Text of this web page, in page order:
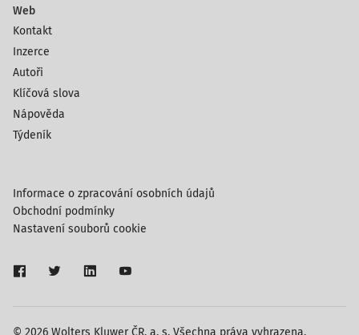
Web
Kontakt
Inzerce
Autoři
Klíčová slova
Nápověda
Týdeník
© 2026 Wolters Kluwer ČR, a. s. Všechna práva vyhrazena.
Informace o zpracování osobních údajů
Obchodní podmínky
Nastavení souborů cookie